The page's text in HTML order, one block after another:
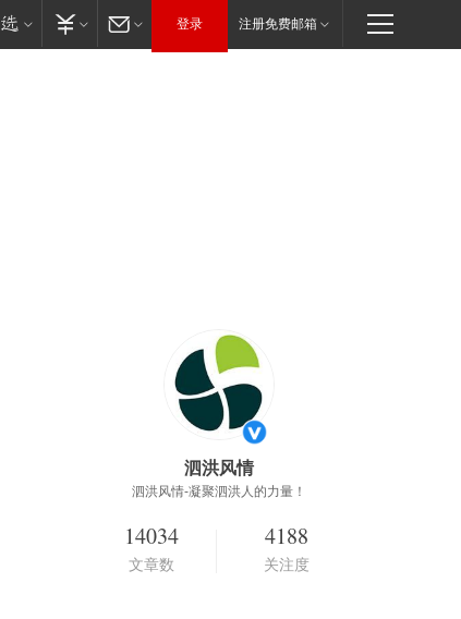
登录 注册免费邮箱
泗洪风情
泗洪风情-凝聚泗洪人的力量！
14034
文章数
4188
关注度